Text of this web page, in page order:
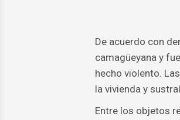
De acuerdo con
camagüeyana y
hecho violento.
la vivienda y
Entre los objetos